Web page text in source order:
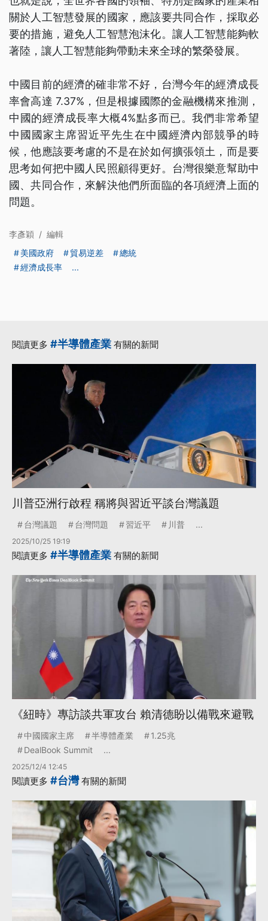
關於人工智慧發展的國家，應該要共同合作，採取必
要的措施，避免人工智慧泡沫化。讓人工智慧能夠軟
著陸，讓人工智慧能夠帶動未來全球的繁榮發展。
中國目前的經濟的確非常不好，台灣今年的經濟成長
率會高達 7.37%，但是根據國際的金融機構來推測，
中國的經濟成長率大概4%點多而已。我們非常希望
中國國家主席習近平先生在中國經濟內部競爭的時
候，他應該要考慮的不是在於如何擴張領土，而是要
思考如何把中國人民照顧得更好。台灣很樂意幫助中
國、共同合作，來解決他們所面臨的各項經濟上面的
問題。
李彥穎 / 編輯
美國政府
貿易逆差
總統
經濟成長率
...
閱讀更多 #半導體產業 有關的新聞
川普亞洲行啟程 稱將與習近平談台灣議題
台灣議題 台灣問題 習近平 川普 ...
2025/10/25 19:19
閱讀更多 #半導體產業 有關的新聞
《紐時》專訪談共軍攻台 賴清德盼以備戰來避戰
中國國家主席 半導體產業
1.25兆
DealBook Summit
...
2025/12/4 12:45
閱讀更多 #台灣有關的新聞